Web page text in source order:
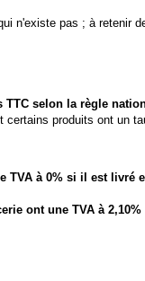
n'existe pas ; à retenir
TTC selon la règle
certains produits ont un
TVA à 0% si il est livré
ont une TVA à